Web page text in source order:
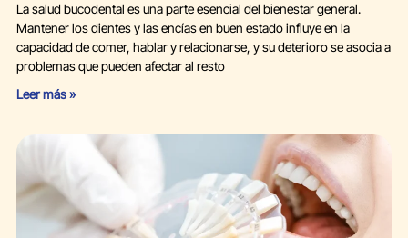
La salud bucodental es una parte esencial del bienestar general.
Mantener los dientes y las encías en buen estado influye en la
capacidad de comer, hablar y relacionarse, y su deterioro se asocia a
problemas que pueden afectar al resto
Leer más »